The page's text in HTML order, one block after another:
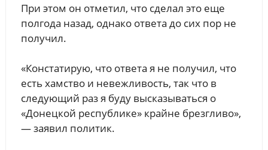
При этом он отметил, что сделал это еще
полгода назад, однако ответа до сих пор не
получил.
«Констатирую, что ответа я не получил, что
есть хамство и невежливость, так что в
следующий раз я буду высказываться о
«Донецкой республике» крайне брезгливо»,
— заявил политик.